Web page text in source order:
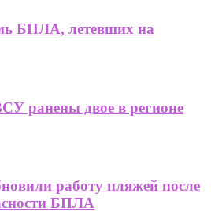
БПЛА, летевших на
ранены двое в регионе
работу пляжей после
БПЛА